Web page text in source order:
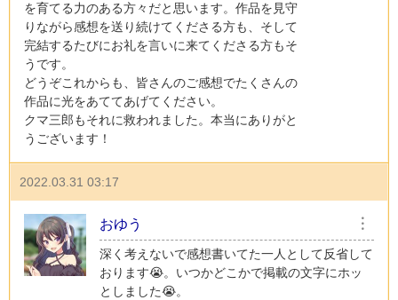
を育てる力のある方々だと思います。作品を見守
りながら感想を送り続けてくださる方も、そして
完結するたびにお礼を言いに来てくださる方もそ
うです。
どうぞこれからも、皆さんのご感想でたくさんの
作品に光をあててあげてください。
クマ三郎もそれに救われました。本当にありがと
うございます！
2022.03.31 03:17
おゆう ︙
深く考えないで感想書いてた一人として反省して
おります😭。いつかどこかで掲載の文字にホッ
としました😭。